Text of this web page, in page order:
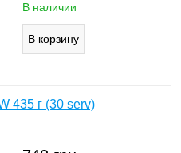
В наличии
435 г (30 serv)